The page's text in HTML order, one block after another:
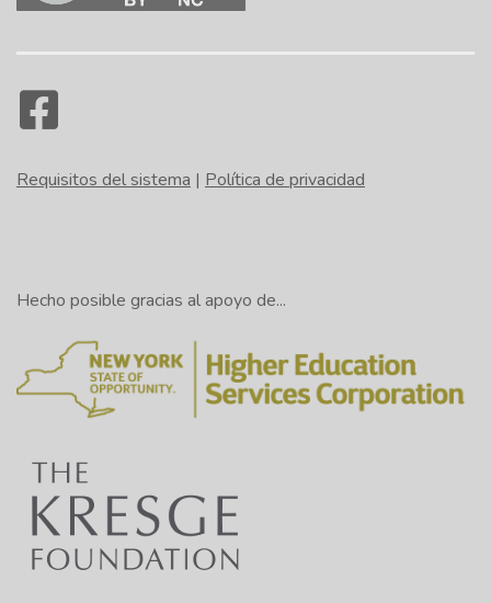
Requisitos del sistema | Política de privacidad
Hecho posible gracias al apoyo de...